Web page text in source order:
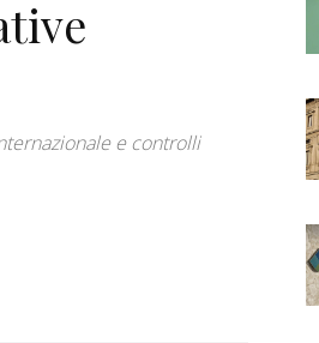
e controlli